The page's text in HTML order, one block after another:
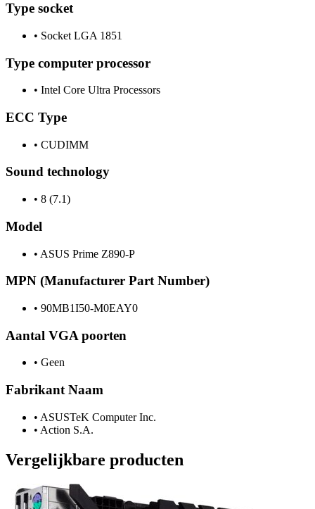
Type socket
• Socket LGA 1851
Type computer processor
• Intel Core Ultra Processors
ECC Type
• CUDIMM
Sound technology
• 8 (7.1)
Model
• ASUS Prime Z890-P
MPN (Manufacturer Part Number)
• 90MB1I50-M0EAY0
Aantal VGA poorten
• Geen
Fabrikant Naam
• ASUSTeK Computer Inc.
• Action S.A.
Vergelijkbare producten